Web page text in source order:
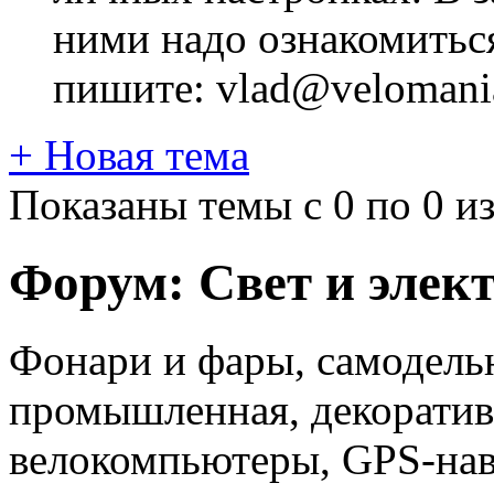
ними надо
пишите:
+ Новая тема
Показаны темы с 0 по 0
Форум: Свет и
Фонари и фары,
промышленная,
велокомпьютеры, GPS-